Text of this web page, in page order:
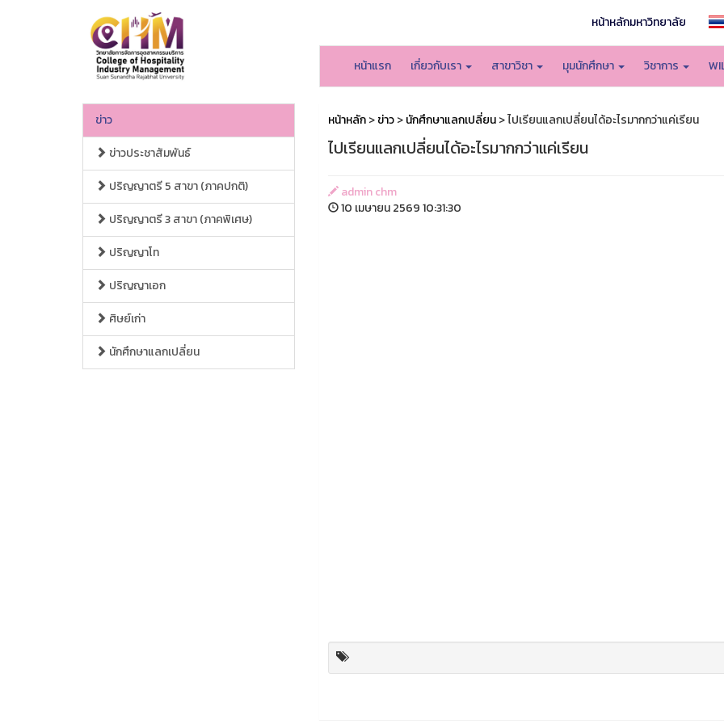
หน้าหลักมหาวิทยาลัย
หน้าแรก เกี่ยวกับเรา สาขาวิชา มุมนักศึกษา วิชาการ
ข่าว
ข่าวประชาสัมพันธ์
ปริญญาตรี 5 สาขา (ภาคปกติ)
ปริญญาตรี 3 สาขา (ภาคพิเศษ)
ปริญญาโท
ปริญญาเอก
ศิษย์เก่า
นักศึกษาแลกเปลี่ยน
หน้าหลัก>ข่าว>นักศึกษาแลกเปลี่ยน> ไปเรียนแลกเปลี่ยนได้อะไรมากกว่าแค่เรียน
ไปเรียนแลกเปลี่ยนได้อะไรมากกว่าแค่เรียน
admin chm
10 เมษายน 2569 10:31:30